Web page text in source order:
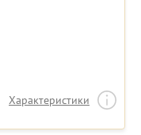
Характеристики